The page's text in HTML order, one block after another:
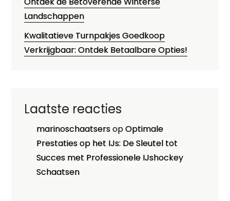
Landschappen
Kwalitatieve Turnpakjes Goedkoop
Verkrijgbaar: Ontdek Betaalbare Opties!
Laatste reacties
marinoschaatsersopOptimale
Prestaties op het IJs: De Sleutel tot
Succes met Professionele IJshockey
Schaatsen